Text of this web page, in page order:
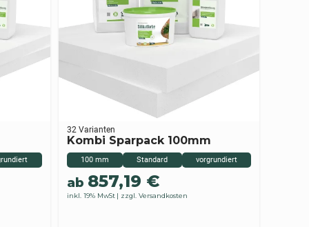
100 mm Standard vorgrundiert
Kombi Sparpack 100mm
ab 857,19 €
inkl. 19% MwSt zzgl. Versandkosten
32 Varianten